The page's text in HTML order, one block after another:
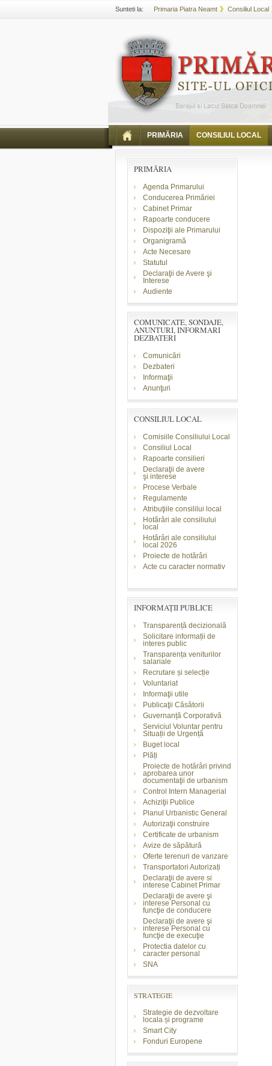
Sunteti la: Primaria Piatra Neamt Consiliul Local
PRIMĂRIA CONSILIUL LOCAL
PRIMĂRIA
Agenda Primarului
Conducerea Primăriei
Cabinet Primar
Rapoarte conducere
Dispoziţii ale Primarului
Organigramă
Acte Necesare
Statutul
Declaraţii de Avere şi
Interese
Audiente
COMUNICATE, SONDAJE,
ANUNTURI, INFORMARI
DEZBATERI
Comunicări
Dezbateri
Informaţii
Anunţuri
CONSILIUL LOCAL
Comisiile Consiliului Local
Consiliul Local
Rapoarte consilieri
Declaraţii de avere
şi interese
Procese Verbale
Regulamente
Atribuţiile consililui local
Hotărâri ale consiliului
local
Hotărâri ale consiliului
local 2026
Proiecte de hotărâri
Acte cu caracter normativ
INFORMAŢII PUBLICE
Transparență decizională
Solicitare informații de
interes public
Transparența veniturilor
salariale
Recrutare și selecție
Voluntariat
Informaţii utile
Publicaţii Căsătorii
Guvernanță Corporativă
Serviciul Voluntar pentru
Situații de Urgență
Buget local
Plăți
Proiecte de hotărâri privind
aprobarea unor
documentaţii de urbanism
Control Intern Managerial
Achiziţii Publice
Planul Urbanistic General
Autorizaţii construire
Certificate de urbanism
Avize de săpătură
Oferte terenuri de vanzare
Transportatori Autorizați
Declaraţii de avere si
interese Cabinet Primar
Declaraţii de avere şi
interese Personal cu
funcţie de conducere
Declaraţii de avere şi
interese Personal cu
funcţie de execuţie
Protectia datelor cu
caracter personal
SNA
STRATEGIE
Strategie de dezvoltare
locala și programe
Smart City
Fonduri Europene